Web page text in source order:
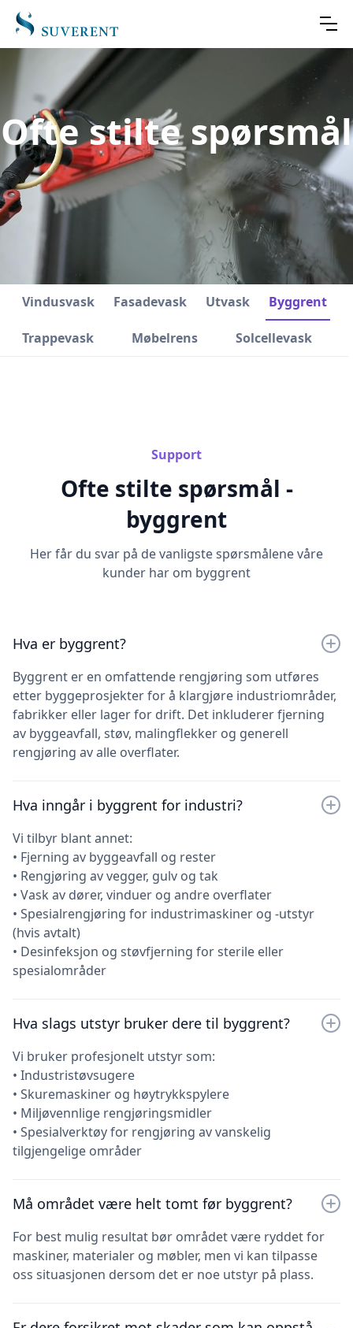
Ofte stilte spørsmål
Vindusvask Fasadevask Utvask Byggrent
Trappevask Møbelrens Solcellevask
Support
Ofte stilte spørsmål -
byggrent
Her får du svar på de vanligste spørsmålene våre
kunder har om byggrent
Hva er byggrent?
Byggrent er en omfattende rengjøring som utføres
etter byggeprosjekter for å klargjøre industriområder,
fabrikker eller lager for drift. Det inkluderer fjerning
av byggeavfall, støv, malingflekker og generell
rengjøring av alle overflater.
Hva inngår i byggrent for industri?
Vi tilbyr blant annet:
• Fjerning av byggeavfall og rester
• Rengjøring av vegger, gulv og tak
• Vask av dører, vinduer og andre overflater
• Spesialrengjøring for industrimaskiner og -utstyr
(hvis avtalt)
• Desinfeksjon og støvfjerning for sterile eller
spesialområder
Hva slags utstyr bruker dere til byggrent?
Vi bruker profesjonelt utstyr som:
• Industristøvsugere
• Skuremaskiner og høytrykkspylere
• Miljøvennlige rengjøringsmidler
• Spesialverktøy for rengjøring av vanskelig
tilgjengelige områder
Må området være helt tomt før byggrent?
For best mulig resultat bør området være ryddet for
maskiner, materialer og møbler, men vi kan tilpasse
oss situasjonen dersom det er noe utstyr på plass.